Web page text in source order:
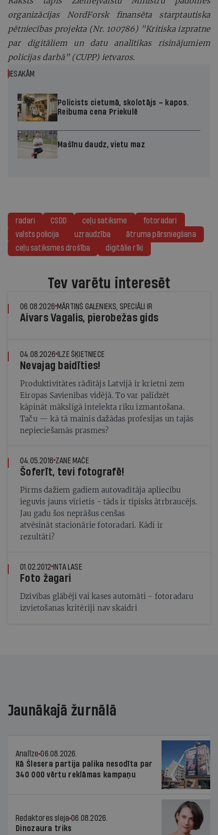
organizācijas NordForsk finansēta starptautiska
pētniecības projekta (Nr. 100786) "Kritiska izpratne
par digitāliem un datu analītikas risinājumiem
policijas darbā” (CUPP) ietvaros.
IESAKĀM
Policists cietumā, skolotājs – kapos.
Reibuma cena Priekulē
Mašīnu daudz, vietu maz
radari CSDD ceļu satiksme
fotoradari
valsts policija
uzraudzība
ātruma pārsniegšana
ceļu satiksmes drošība
digitālie rīki
Tev varētu interesēt
06.08.2026 MĀRTIŅŠ GALENIEKS, SPECIĀLI IR
Aivars Vagalis, pierobežas gids
04.08.2026 ILZE ŠĶIETNIECE
Nevajag baidīties!
Produktivitātes rādītājs Latvijā ir krietni zem
Eiropas Savienības vidējā. To var palīdzēt
kāpināt mākslīgā intelekta rīku izmantošana.
Taču — kā tā mainīs dažādas profesijas un tajās
nepieciešamās prasmes?
04.05.2016 ZANE MAČE
Šoferīt, tevi fotografē!
Pirms dažiem gadiem autovadītāja apliecību
ieguvis jauns vīrietis - tāds ir tipisks ātrbraucējs.
Jau gadu šos neprāšus cenšas
atvēsināt stacionārie fotoradari. Kādi ir
rezultāti?
01.02.2012 INTA LASE
Foto žagari
Dzīvības glābēji vai kases automāti - fotoradaru
izvietošanas kritēriji nav skaidri
Jaunākajā žurnālā
Analīze 06.08.2026.
Kā Šlesera partija palika nesodīta par
340 000 vērtu reklāmas kampaņu
Redaktores sleja 06.08.2026.
Dinozaura triks